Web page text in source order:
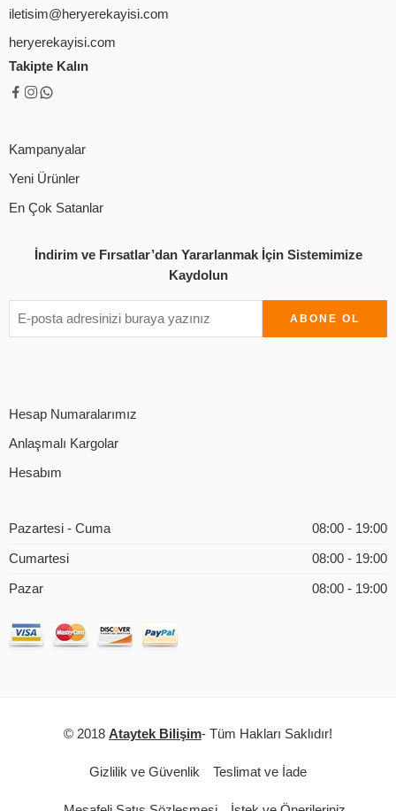
iletisim@heryerekayisi.com
heryerekayisi.com
Takipte Kalın
Kampanyalar
Yeni Ürünler
En Çok Satanlar
İndirim ve Fırsatlar’dan Yararlanmak İçin Sistemimize
Kaydolun
Hesap Numaralarımız
Anlaşmalı Kargolar
Hesabım
Pazartesi - Cuma 08:00 - 19:00
Cumartesi 08:00 - 19:00
Pazar 08:00 - 19:00
© 2018 Ataytek Bilişim- Tüm Hakları Saklıdır!
Gizlilik ve Güvenlik Teslimat ve İade